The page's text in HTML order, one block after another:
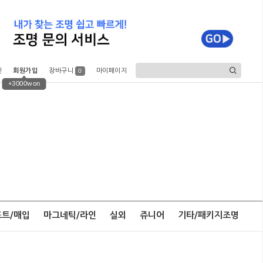
회원가입
+3000won
장바구니 0 마이페이지
트/매입 마그네틱/라인 실외 쥬니어 기타/패키지조명